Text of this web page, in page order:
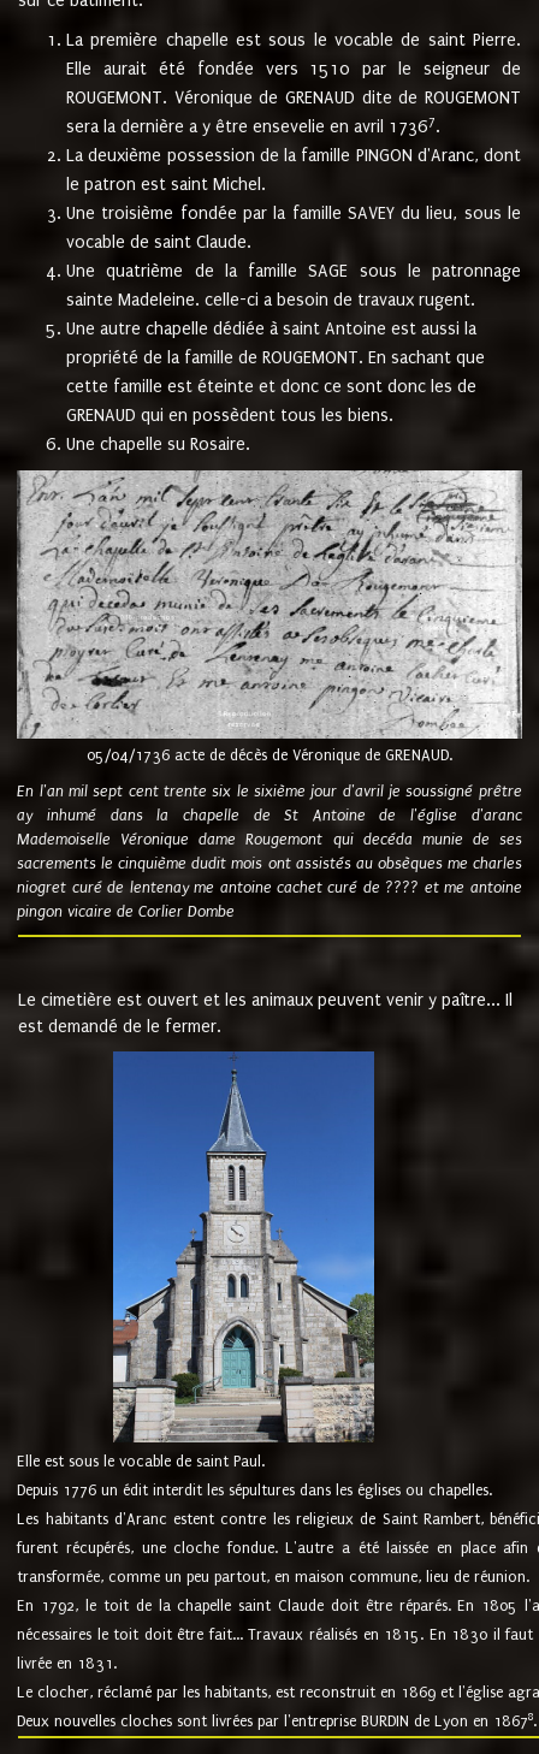
La première chapelle est sous le vocable de saint Pierre.
Elle aurait été fondée vers 1510 par le seigneur de
ROUGEMONT. Véronique de GRENAUD dite de ROUGEMONT
sera la dernière a y être ensevelie en avril 17367.
La deuxième possession de la famille PINGON d'Aranc, dont
le patron est saint Michel.
Une troisième fondée par la famille SAVEY du lieu, sous le
vocable de saint Claude.
Une quatrième de la famille SAGE sous le patronnage
sainte Madeleine. celle-ci a besoin de travaux rugent.
Une autre chapelle dédiée à saint Antoine est aussi la
propriété de la famille de ROUGEMONT. En sachant que
cette famille est éteinte et donc ce sont donc les de
GRENAUD qui en possèdent tous les biens.
Une chapelle su Rosaire.
05/04/1736 acte de décès de Véronique de GRENAUD.
En l'an mil sept cent trente six le sixième jour d'avril je soussigné prêtre
ay inhumé dans la chapelle de St Antoine de l'église d'aranc
Mademoiselle Véronique dame Rougemont qui decéda munie de ses
sacrements le cinquième dudit mois ont assistés au obsèques me charles
niogret curé de lentenay me antoine cachet curé de ???? et me antoine
pingon vicaire de Corlier Dombe
Le cimetière est ouvert et les animaux peuvent venir y paître... Il
est demandé de le fermer.
Elle est sous le vocable de saint Paul.
Depuis 1776 un édit interdit les sépultures dans les églises ou chapelles.
Les habitants d'Aranc estent contre les religieux de Saint Rambert,
furent récupérés, une cloche fondue. L'autre a été laissée en place
transformée, comme un peu partout, en maison commune, lieu de réunion.
En 1792, le toit de la chapelle saint Claude doit être réparés. En 1805
nécessaires le toit doit être fait... Travaux réalisés en 1815. En 1830 il
livrée en 1831.
Le clocher, réclamé par les habitants, est reconstruit en 1869 et l'église
Deux nouvelles cloches sont livrées par l'entreprise BURDIN de Lyon en 18678.